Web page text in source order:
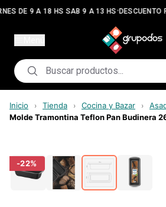
DE 9 A 18 HS SAB 9 A 13 HS•DESCUENTO
Inicio › Tienda › Cocina y Bazar ›
Molde Tramontina Teflon Pan Budinera
-22%